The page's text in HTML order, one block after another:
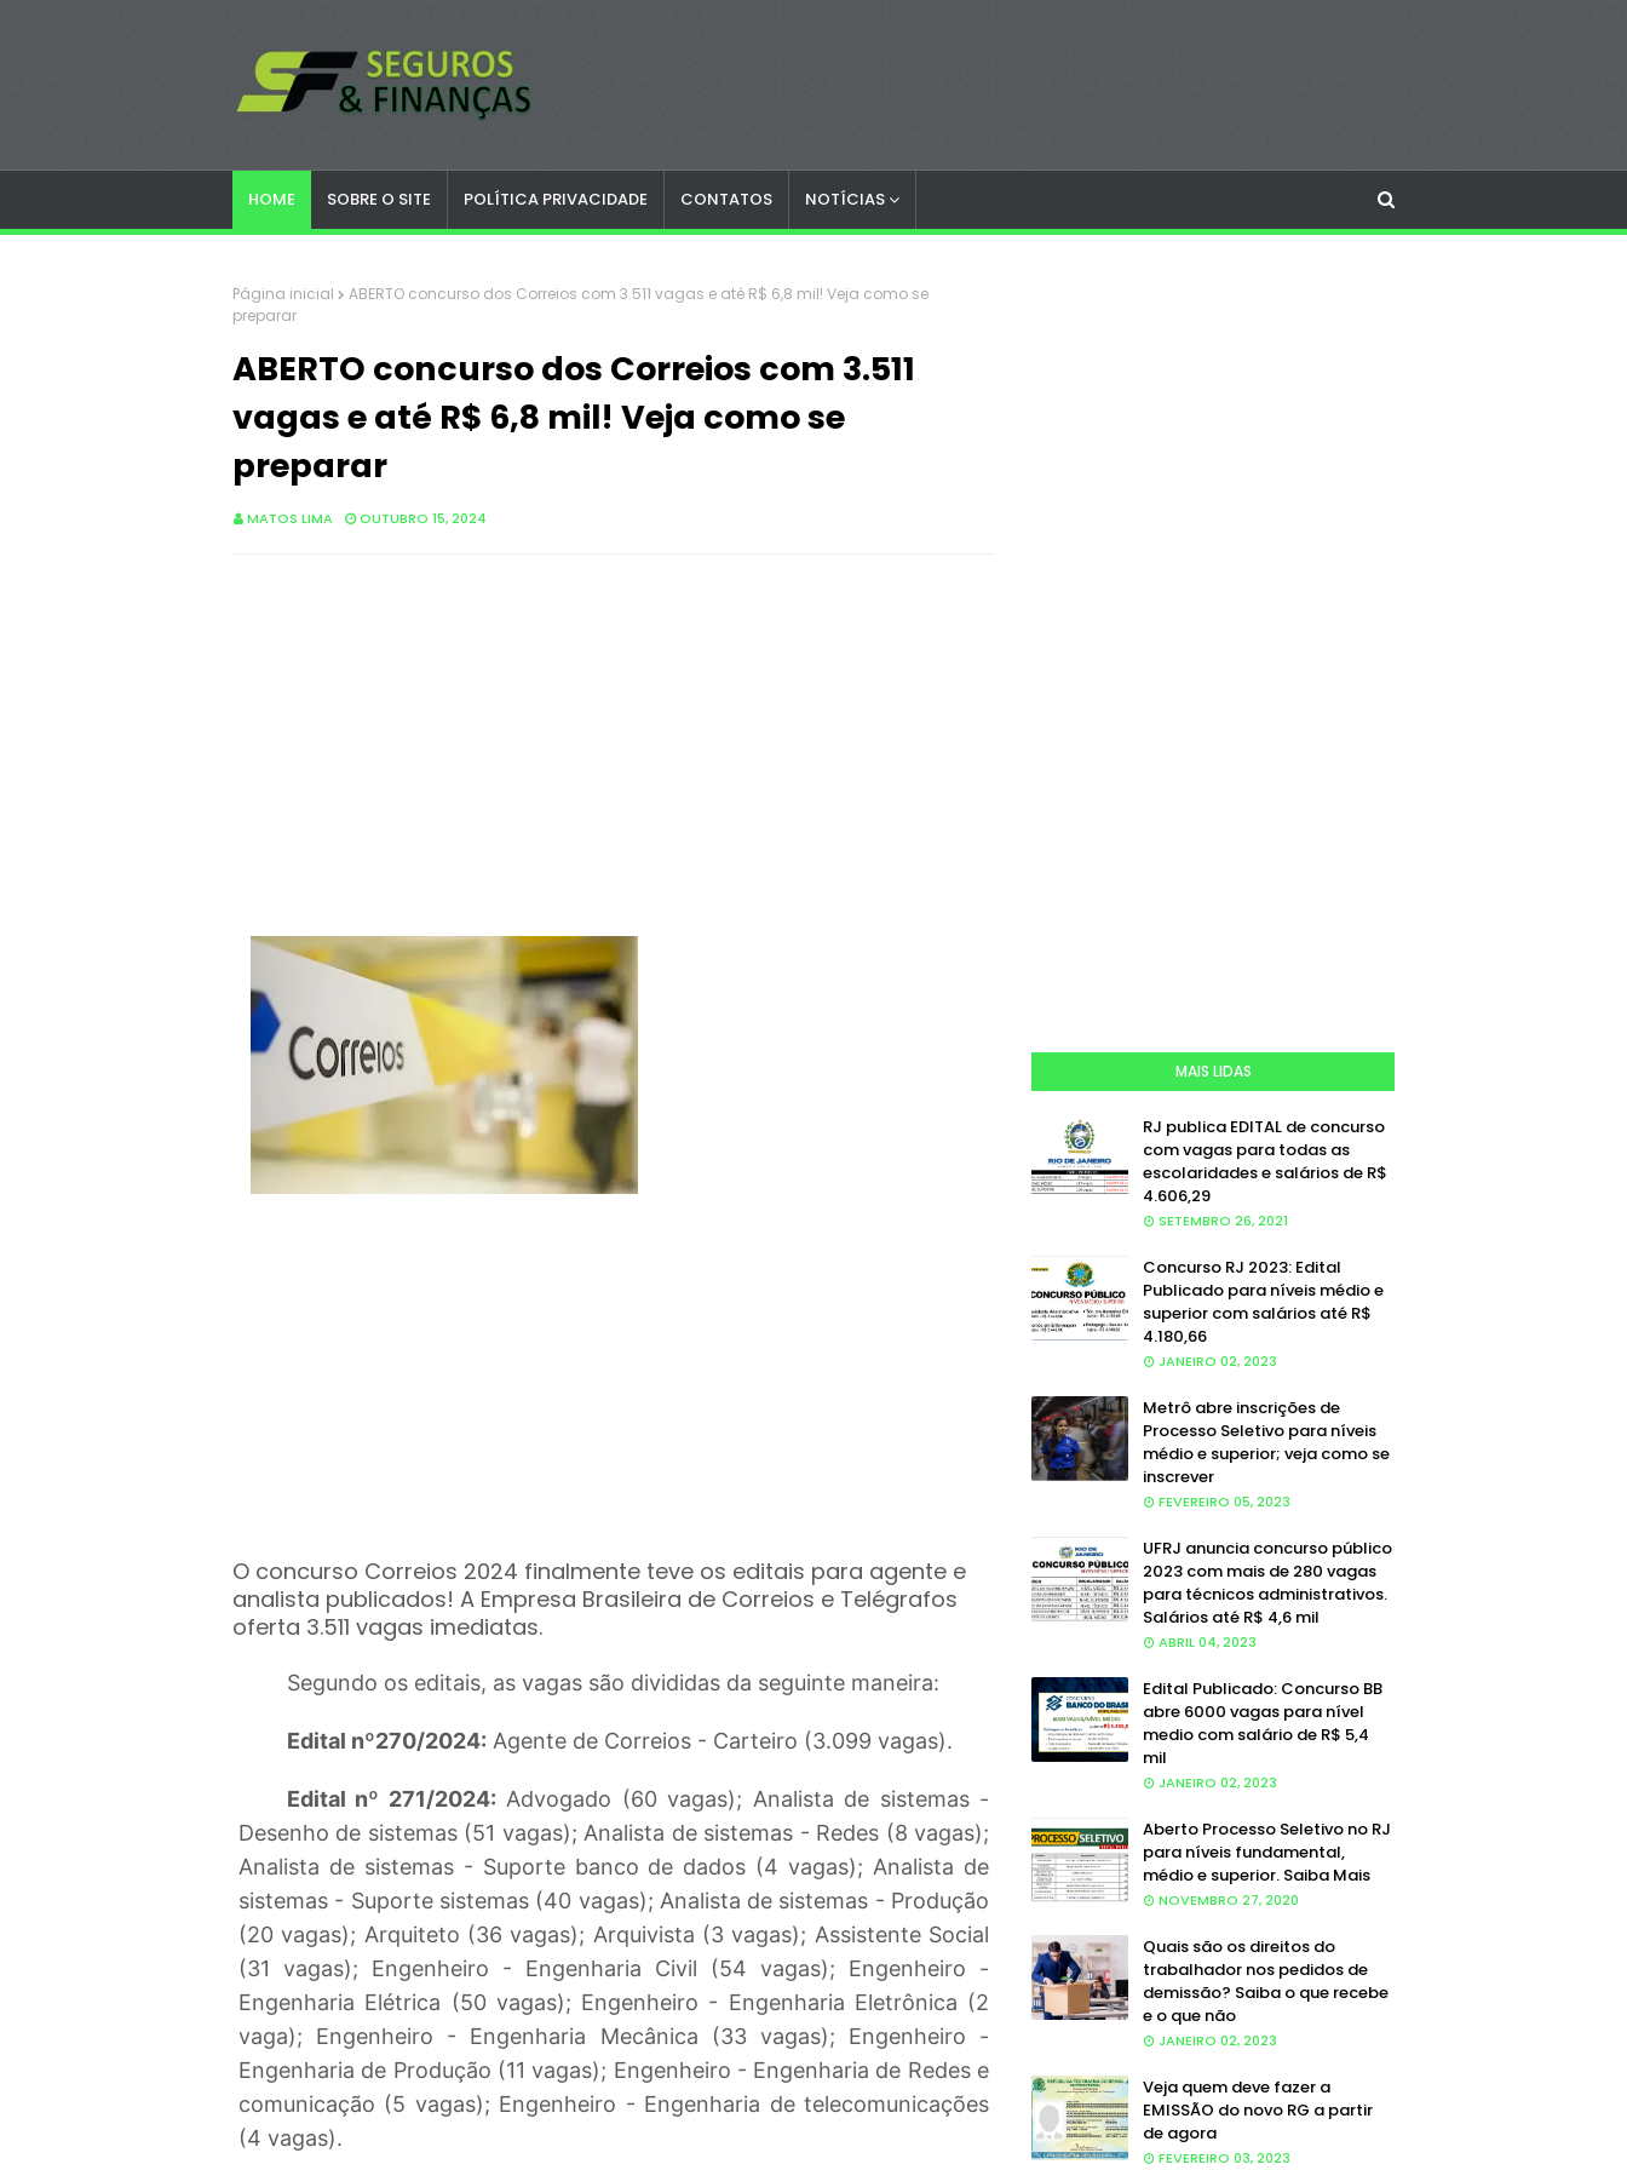
HOME SOBRE O SITE POLÍTICA PRIVACIDADE CONTATOS NOTÍCIAS
Página inicial
ABERTO concurso dos Correios com 3.511 vagas e até R$ 6,8 mil! Veja como se
preparar
ABERTO concurso dos Correios com 3.511
vagas e até R$ 6,8 mil! Veja como se
preparar
MATOS LIMA OUTUBRO 15, 2024
O concurso Correios 2024 finalmente teve os editais para agente e
analista publicados! A Empresa Brasileira de Correios e Telégrafos
oferta 3.511 vagas imediatas.
Segundo os editais, as vagas são divididas da seguinte maneira:
Edital nº270/2024: Agente de Correios - Carteiro (3.099 vagas).
Edital nº 271/2024: Advogado (60 vagas); Analista de sistemas -
Desenho de sistemas (51 vagas); Analista de sistemas - Redes (8 vagas);
Analista de sistemas - Suporte banco de dados (4 vagas); Analista de
sistemas - Suporte sistemas (40 vagas); Analista de sistemas - Produção
(20 vagas); Arquiteto (36 vagas); Arquivista (3 vagas); Assistente Social
(31 vagas); Engenheiro - Engenharia Civil (54 vagas); Engenheiro -
Engenharia Elétrica (50 vagas); Engenheiro - Engenharia Eletrônica (2
vaga); Engenheiro - Engenharia Mecânica (33 vagas); Engenheiro -
Engenharia de Produção (11 vagas); Engenheiro - Engenharia de Redes e
comunicação (5 vagas); Engenheiro - Engenharia de telecomunicações
(4 vagas).
MAIS LIDAS
RJ publica EDITAL de concurso
com vagas para todas as
escolaridades e salários de R$
4.606,29
SETEMBRO 26, 2021
Concurso RJ 2023: Edital
Publicado para níveis médio e
superior com salários até R$
4.180,66
JANEIRO 02, 2023
Metrô abre inscrições de
Processo Seletivo para níveis
médio e superior; veja como se
inscrever
FEVEREIRO 05, 2023
UFRJ anuncia concurso público
2023 com mais de 280 vagas
para técnicos administrativos.
Salários até R$ 4,6 mil
ABRIL 04, 2023
Edital Publicado: Concurso BB
abre 6000 vagas para nível
medio com salário de R$ 5,4
mil
JANEIRO 02, 2023
Aberto Processo Seletivo no RJ
para níveis fundamental,
médio e superior. Saiba Mais
NOVEMBRO 27, 2020
Quais são os direitos do
trabalhador nos pedidos de
demissão? Saiba o que recebe
e o que não
JANEIRO 02, 2023
Veja quem deve fazer a
EMISSÃO do novo RG a partir
de agora
FEVEREIRO 03, 2023